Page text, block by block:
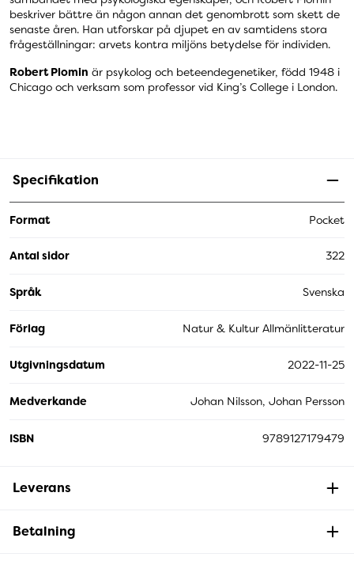
beskriver bättre än någon annan det genombrott som skett de
senaste åren. Han utforskar på djupet en av samtidens stora
frågeställningar: arvets kontra miljöns betydelse för individen.
Robert Plomin är psykolog och beteendegenetiker, född 1948 i
Chicago och verksam som professor vid King’s College i London.
Specifikation
Format Pocket
Antal sidor 322
Språk Svenska
Förlag Natur & Kultur Allmänlitteratur
Utgivningsdatum 2022-11-25
Medverkande Johan Nilsson, Johan Persson
ISBN 9789127179479
Leverans
Betalning